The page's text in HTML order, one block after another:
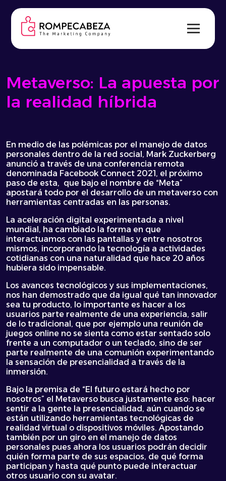
content
Metaverso: La apuesta por
la realidad híbrida
En medio de las polémicas por el manejo de datos
personales dentro de la red social, Mark Zuckerberg
anunció a través de una conferencia remota
denominada Facebook Connect 2021, el próximo
paso de esta, que bajo el nombre de “Meta”
apostará todo por el desarrollo de un metaverso con
herramientas centradas en las personas.
La aceleración digital experimentada a nivel
mundial, ha cambiado la forma en que
interactuamos con las pantallas y entre nosotros
mismos, incorporando la tecnología a actividades
cotidianas con una naturalidad que hace 20 años
hubiera sido impensable.
Los avances tecnológicos y sus implementaciones,
nos han demostrado que da igual qué tan innovador
sea tu producto, lo importante es hacer a los
usuarios parte realmente de una experiencia, salir
de lo tradicional, que por ejemplo una reunión de
juegos online no se sienta como estar sentado solo
frente a un computador o un teclado, sino de ser
parte realmente de una comunión experimentando
la sensación de presencialidad a través de la
inmersión.
Bajo la premisa de “El futuro estará hecho por
nosotros” el Metaverso busca justamente eso: hacer
sentir a la gente la presencialidad, aún cuando se
están utilizando herramientas tecnológicas de
realidad virtual o dispositivos móviles. Apostando
también por un giro en el manejo de datos
personales pues ahora los usuarios podrán decidir
quién forma parte de sus espacios, de qué forma
participan y hasta qué punto puede interactuar
otros usuario con su avatar.